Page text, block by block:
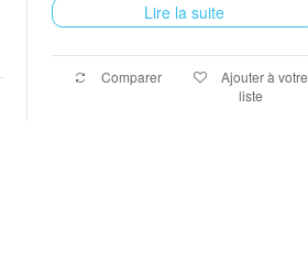
Lire la suite
Comparer
Ajouter à votre
liste